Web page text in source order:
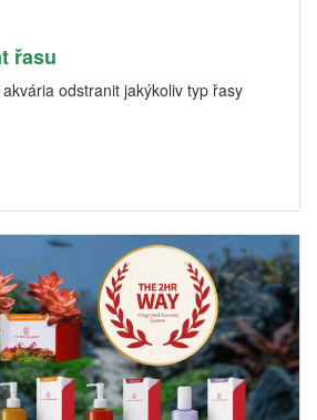
řasu
odstranit jakýkoliv typ řasy